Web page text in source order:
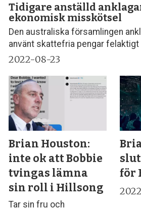
Tidigare anställd
ekonomisk misskötsel
Den australiska församlingen
använt skattefria pengar felaktigt
2022-08-23
Brian Houston:
inte ok att Bobbie
tvingas lämna
sin roll i Hillsong
Tar sin fru och
för